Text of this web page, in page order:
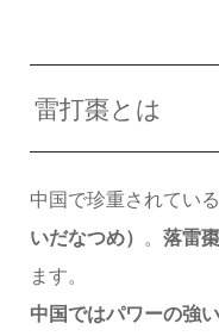
雷打棗とは
中国で珍重されてい
いだなつめ） 。 落雷
ます。
中国ではパワーの強